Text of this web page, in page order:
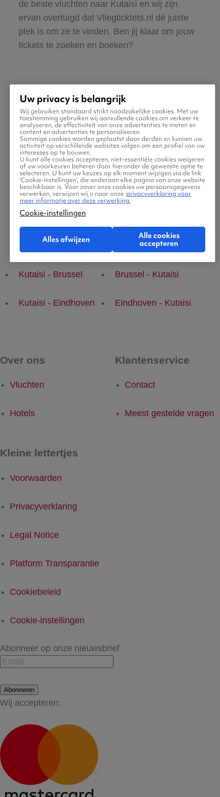
de beste vluchten naar Kutaisi en wij zijn
ervan overtuigd dat Vliegticktets.nl dé juiste
plek is om ze te vinden. Ben jij klaar om jouw
tickets te zoeken en boeken?
Praktische informatie voor
je vlucht naar Kutaisi
Populaire vluchten
Kutaisi - Brussel Brussel - Kutaisi
Kutaisi - Eindhoven Eindhoven - Kutaisi
Over ons
Vluchten
Hotels
Klantenservice
Contact
Meest gestelde vragen
Kleine lettertjes
Voorwaarden
Privacyverklaring
Legal Notice
Platform Transparantie
Cookiebeleid
Cookie-instellingen
Abonneer op onze nieuwsbrief
Abonneren
Wij accepteren:
Uw privacy is belangrijk
Wij gebruiken standaard strikt noodzakelijke cookies. Met uw
toestemming gebruiken wij aanvullende cookies om verkeer te
analyseren, de effectiviteit van onze advertenties te meten en
content en advertenties te personaliseren.
Sommige cookies worden geplaatst door derden en kunnen uw
activiteit op verschillende websites volgen om een profiel van uw
interesses op te bouwen.
U kunt alle cookies accepteren, niet-essentiële cookies weigeren
of uw voorkeuren beheren door hieronder de gewenste optie te
selecteren. U kunt uw keuzes op elk moment wijzigen via de link
‘Cookie-instellingen’, die onderaan elke pagina van onze website
beschikbaar is. Voor zover onze cookies uw persoonsgegevens
verwerken, verwijzen wij u naar onze privacyverklaring voor
meer informatie over deze verwerking.
Cookie-instellingen
Alles afwijzen
Alle cookies
accepteren